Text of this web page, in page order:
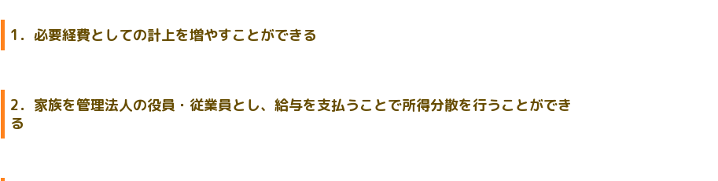
1．必要経費としての計上を増やすことができる
2．家族を管理法人の役員・従業員とし、給与を支払うことで所得分散を行うことができ
る